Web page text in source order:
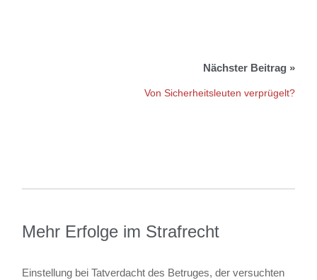
Von Sicherheitsleuten verprügelt?
Mehr Erfolge im Strafrecht
Einstellung bei Tatverdacht des Betruges, der versuchten